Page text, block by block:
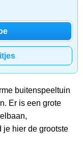
buitenspeeltuin
Er is een grote
je hier de grootste